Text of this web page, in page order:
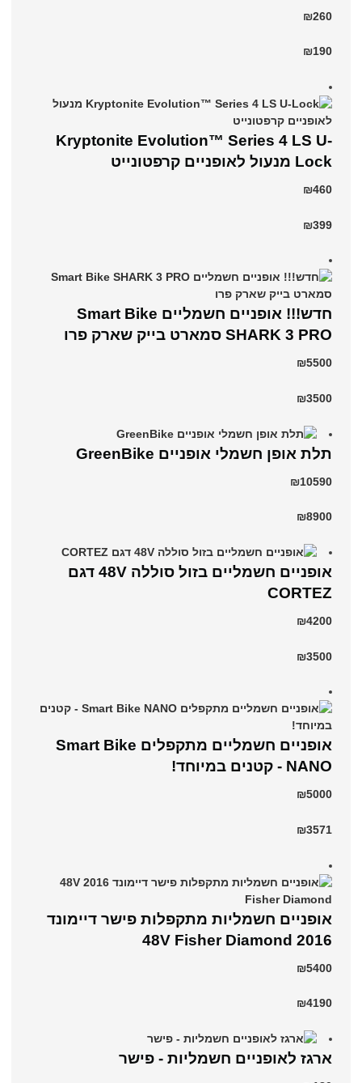
₪260
₪190
Kryptonite Evolution™ Series 4 LS U-
Lock מנעול לאופניים קרפטונייט
₪460
₪399
חדש!!! אופניים חשמליים Smart Bike
SHARK 3 PRO סמארט בייק שארק פרו
₪5500
₪3500
תלת אופן חשמלי אופניים GreenBike
₪10590
₪8900
אופניים חשמליים בזול סוללה 48V דגם
CORTEZ
₪4200
₪3500
אופניים חשמליים מתקפלים Smart Bike
NANO - קטנים במיוחד!
₪5000
₪3571
אופניים חשמליות מתקפלות פישר דיימונד
2016 48V Fisher Diamond
₪5400
₪4190
ארגז לאופניים חשמליות - פישר